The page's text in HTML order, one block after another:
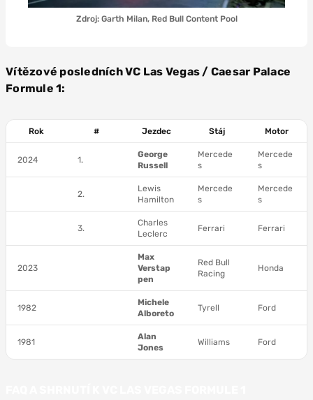
Zdroj: Garth Milan, Red Bull Content Pool
Vítězové posledních VC Las Vegas / Caesar Palace
Formule 1:
Rok # Jezdec Stáj Motor
2024 1.
George
Russell
Mercede
s
Mercede
s
2.
Lewis
Hamilton
Mercede
s
Mercede
s
3.
Charles
Leclerc
Ferrari Ferrari
2023
Max
Verstap
pen
Red Bull
Racing
Honda
1982
Michele
Alboreto
Tyrell Ford
1981
Alan
Jones
Williams Ford